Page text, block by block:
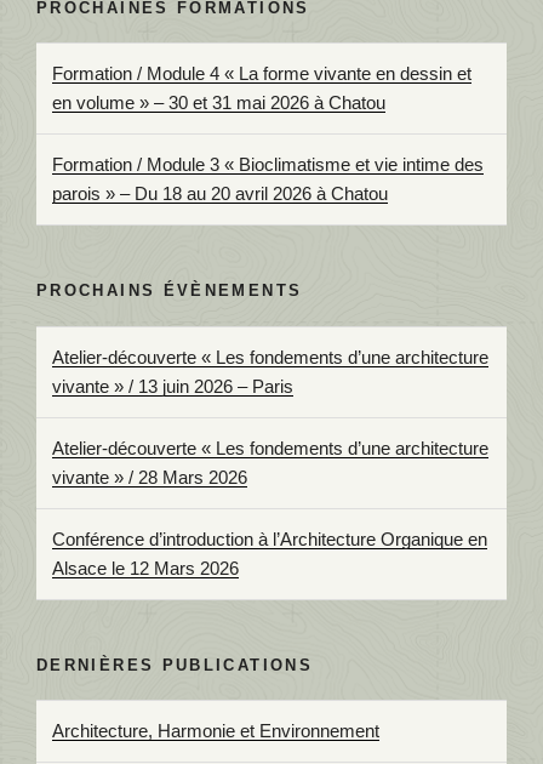
PROCHAINES FORMATIONS
Formation / Module 4 « La forme vivante en dessin et
en volume » – 30 et 31 mai 2026 à Chatou
Formation / Module 3 « Bioclimatisme et vie intime des
parois » – Du 18 au 20 avril 2026 à Chatou
PROCHAINS ÉVÈNEMENTS
Atelier-découverte « Les fondements d’une architecture
vivante » / 13 juin 2026 – Paris
Atelier-découverte « Les fondements d’une architecture
vivante » / 28 Mars 2026
Conférence d’introduction à l’Architecture Organique en
Alsace le 12 Mars 2026
DERNIÈRES PUBLICATIONS
Architecture, Harmonie et Environnement